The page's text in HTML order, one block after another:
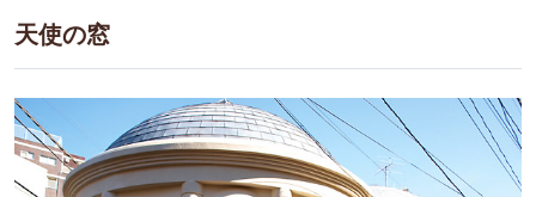
天使の窓